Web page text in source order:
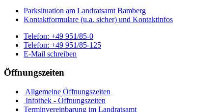
Parksituation am Landratsamt Bamberg
Kontaktformulare (u.a. sicher) und Kontaktinfos
Telefon: +49 951/85-0
Telefon: +49 951/85-125
E-Mail schreiben
Öffnungszeiten
Allgemeine Öffnungszeiten
Infothek - Öffnungszeiten
Terminvereinbarung im Landratsamt